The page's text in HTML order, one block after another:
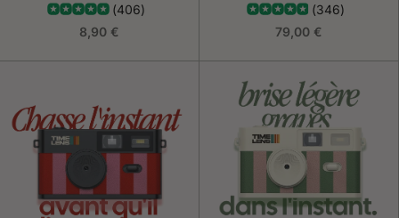
(406)
8,90 €
(346)
79,00 €